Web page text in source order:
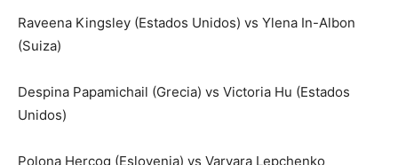
Raveena Kingsley (Estados Unidos) vs Ylena In-Albon
(Suiza)
Despina Papamichail (Grecia) vs Victoria Hu (Estados
Unidos)
Polona Hercog (Eslovenia) vs Varvara Lepchenko